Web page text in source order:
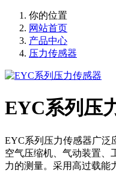
你的位置
网站首页
产品中心
压力传感器
EYC系列压
EYC系列压力传感器广泛
空气压缩机、气动装置、
力的测量。采用高过载能